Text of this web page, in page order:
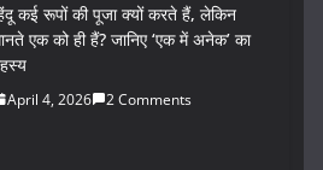
कई रूपों की पूजा क्यों करते हैं, लेकिन
एक को ही हैं? जानिए ‘एक में अनेक’ का
April 4, 2026 2 Comments